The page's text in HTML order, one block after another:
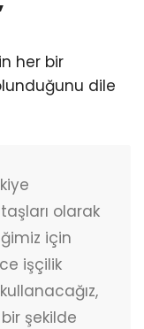
her bir
dile
olarak
için
işçilik
şekilde